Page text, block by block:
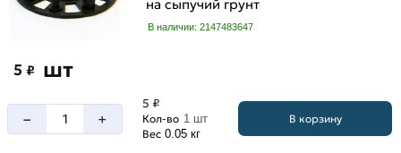
на сыпучий грунт
В наличии: 2147483647
5 ₽ шт
– +
5 ₽
Кол-во 1 шт
Вес 0.05 кг
В корзину